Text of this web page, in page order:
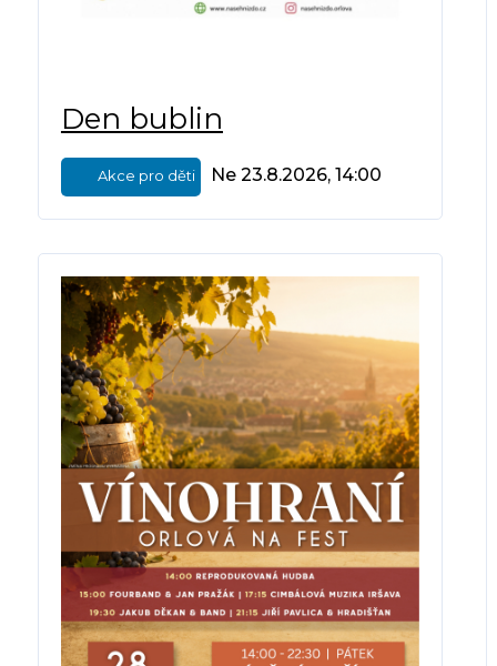
Den bublin
Akce pro děti Ne 23.8.2026, 14:00